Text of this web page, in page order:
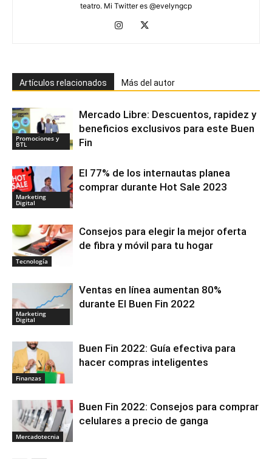
teatro. Mi Twitter es @evelyngcp
Artículos relacionados Más del autor
Promociones y
BTL
Mercado Libre: Descuentos, rapidez y
beneficios exclusivos para este Buen
Fin
Marketing
Digital
El 77% de los internautas planea
comprar durante Hot Sale 2023
Tecnología
Consejos para elegir la mejor oferta
de fibra y móvil para tu hogar
Marketing
Digital
Ventas en línea aumentan 80%
durante El Buen Fin 2022
Finanzas
Buen Fin 2022: Guía efectiva para
hacer compras inteligentes
Mercadotecnia
Buen Fin 2022: Consejos para comprar
celulares a precio de ganga